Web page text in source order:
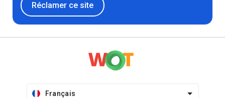
Réclamer ce site
Français